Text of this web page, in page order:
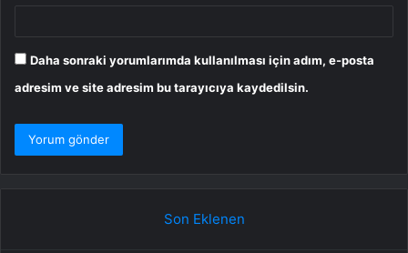
Daha sonraki yorumlarımda kullanılması için adım, e-posta
adresim ve site adresim bu tarayıcıya kaydedilsin.
Son Eklenen